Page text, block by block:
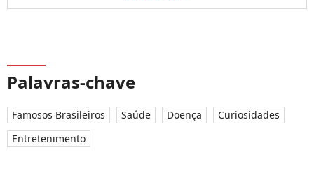
Palavras-chave
Famosos Brasileiros Saúde Doença
Curiosidades
Entretenimento